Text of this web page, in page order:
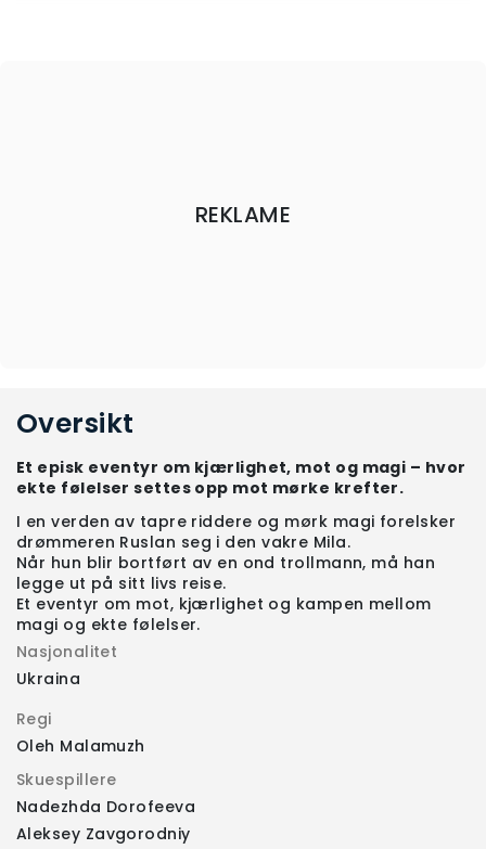
REKLAME
Oversikt
Et episk eventyr om kjærlighet, mot og magi – hvor
ekte følelser settes opp mot mørke krefter.
I en verden av tapre riddere og mørk magi forelsker
drømmeren Ruslan seg i den vakre Mila.
Når hun blir bortført av en ond trollmann, må han
legge ut på sitt livs reise.
Et eventyr om mot, kjærlighet og kampen mellom
magi og ekte følelser.
Nasjonalitet
Ukraina
Regi
Oleh Malamuzh
Skuespillere
Nadezhda Dorofeeva
Aleksey Zavgorodniy